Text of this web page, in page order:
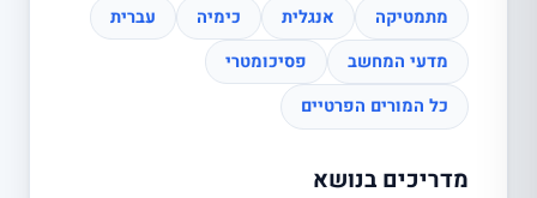
מתמטיקה אנגלית כימיה
עברית
מדעי המחשב
פסיכומטרי
כל המורים הפרטיים
מדריכים בנושא